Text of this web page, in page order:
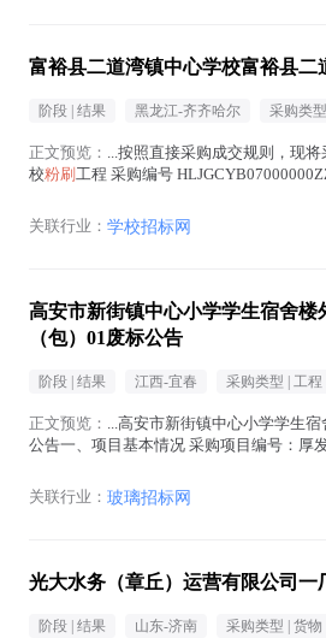
富裕县二道湾镇中心学校富裕县二
阶段 | 结果 黑龙江-齐齐哈尔 采购类型 |
正文预览： ...按照直接采购成交规则，现
校粉刷 工程 采购编号
关联行业： 学校招标网
高安市新街镇中心小学学生宿舍楼
（包）01废标公告
阶段 | 结果 江西-宜春 采购类型 | 工程
正文预览： ...高安市新街镇中心小学学生宿
公告一、项目基本情况 采购项目编号：厚
关联行业： 玻璃招标网
光大水务（章丘）运营有限公司一
阶段 | 结果 山东-济南 采购类型 | 货物